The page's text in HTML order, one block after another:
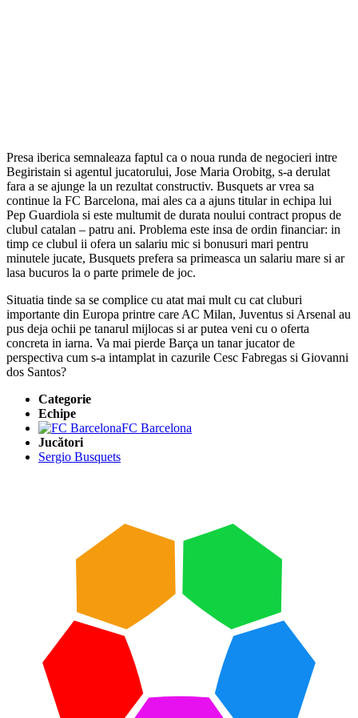
Presa iberica semnaleaza faptul ca o noua runda de negocieri intre
Begiristain si agentul jucatorului, Jose Maria Orobitg, s-a derulat
fara a se ajunge la un rezultat constructiv. Busquets ar vrea sa
continue la FC Barcelona, mai ales ca a ajuns titular in echipa lui
Pep Guardiola si este multumit de durata noului contract propus de
clubul catalan – patru ani. Problema este insa de ordin financiar: in
timp ce clubul ii ofera un salariu mic si bonusuri mari pentru
minutele jucate, Busquets prefera sa primeasca un salariu mare si ar
lasa bucuros la o parte primele de joc.
Situatia tinde sa se complice cu atat mai mult cu cat cluburi
importante din Europa printre care AC Milan, Juventus si Arsenal au
pus deja ochii pe tanarul mijlocas si ar putea veni cu o oferta
concreta in iarna. Va mai pierde Barça un tanar jucator de
perspectiva cum s-a intamplat in cazurile Cesc Fabregas si Giovanni
dos Santos?
Categorie
Echipe
FC Barcelona
Jucători
Sergio Busquets